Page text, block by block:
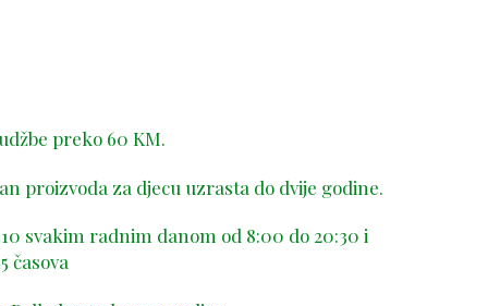
preko 60 KM.
proizvoda za djecu uzrasta do dvije godine.
svakim radnim danom od 8:00 do 20:30 i
časova